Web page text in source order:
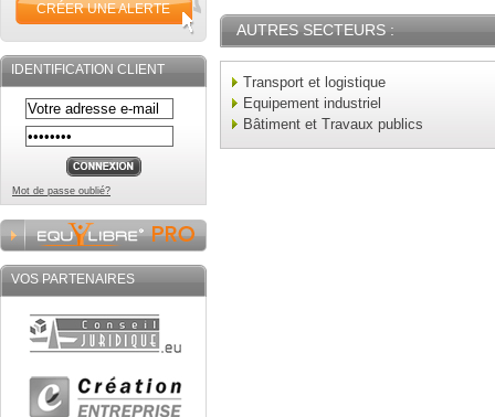
CRÉER UNE ALERTE
IDENTIFICATION CLIENT
Mot de passe oublié?
VOS PARTENAIRES
AUTRES SECTEURS :
Transport et logistique
Equipement industriel
Bâtiment et Travaux publics